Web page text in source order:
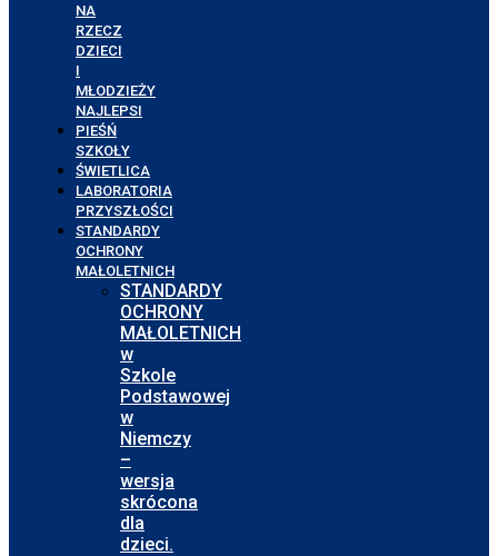
NA
RZECZ
DZIECI
I
MŁODZIEŻY
NAJLEPSI
PIEŚŃ
SZKOŁY
ŚWIETLICA
LABORATORIA
PRZYSZŁOŚCI
STANDARDY
OCHRONY
MAŁOLETNICH
STANDARDY
OCHRONY
MAŁOLETNICH
w
Szkole
Podstawowej
w
Niemczy
–
wersja
skrócona
dla
dzieci.